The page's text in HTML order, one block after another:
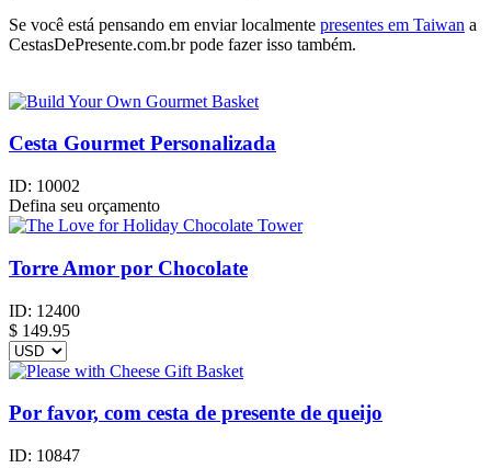
Se você está pensando em enviar localmente presentes em Taiwan a
CestasDePresente.com.br pode fazer isso também.
Cesta Gourmet Personalizada
ID: 10002
Defina seu orçamento
Torre Amor por Chocolate
ID: 12400
$ 149.95
Por favor, com cesta de presente de queijo
ID: 10847